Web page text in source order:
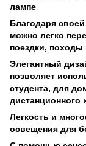
лампе
Благодаря
можно легко
поездки, походы
Элегантный
позволяет
студента, для
дистанционного
Легкость и
освещения для